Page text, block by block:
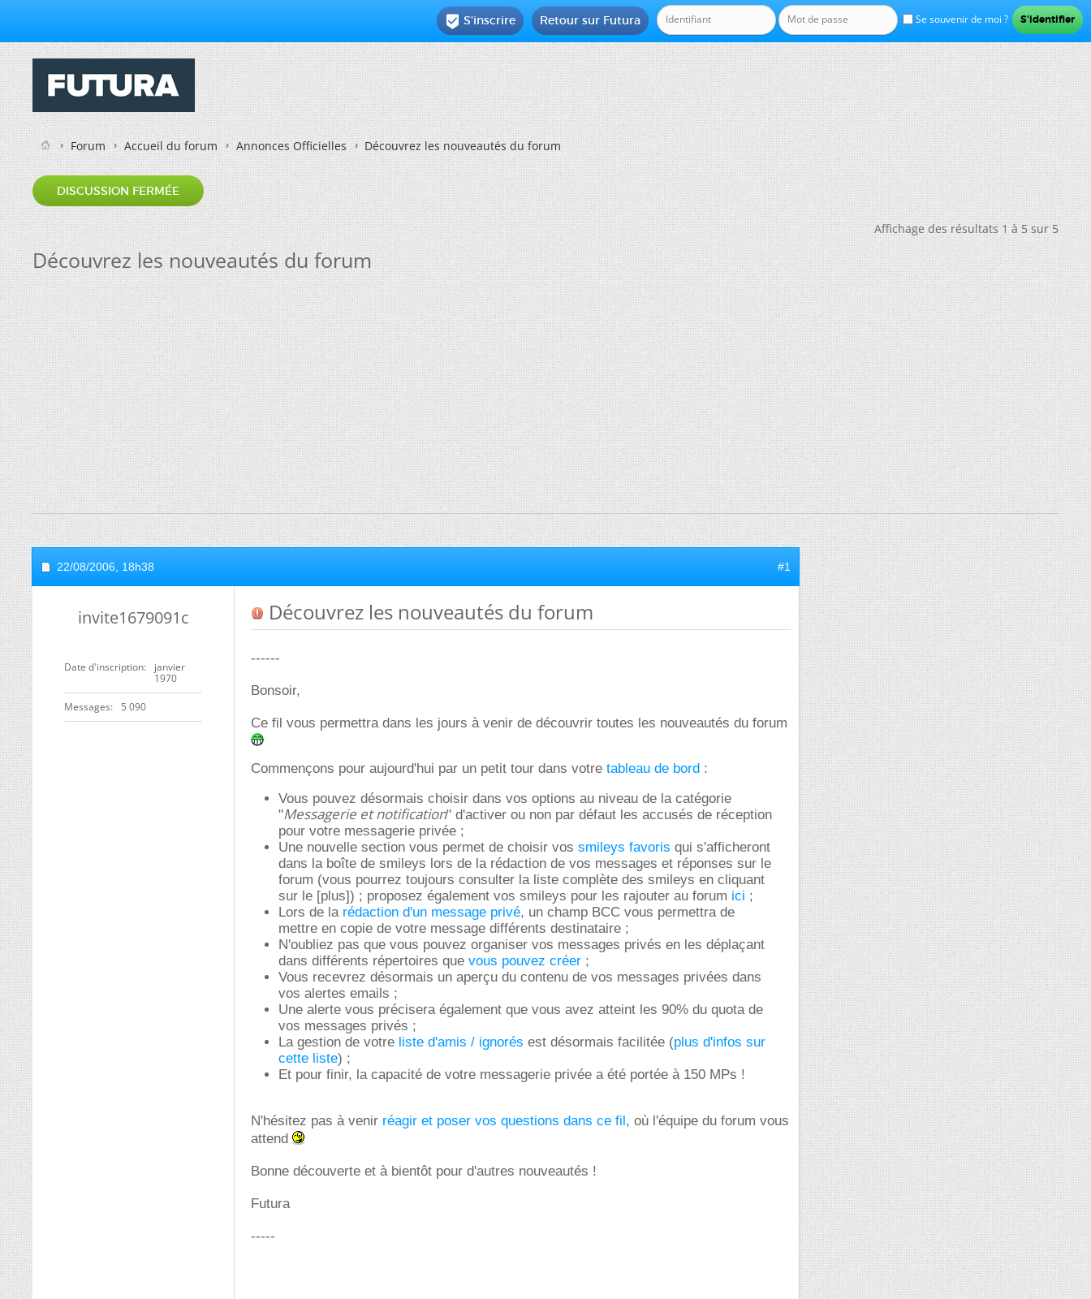
Se souvenir de moi ?
Retour sur Futura
 S'inscrire
Forum Accueil du forum Annonces Officielles Découvrez les nouveautés du forum
DISCUSSION FERMÉE
Affichage des résultats 1 à 5 sur 5
Découvrez les nouveautés du forum
22/08/2006, 18h38 #1
invite1679091c
Date d'inscription
janvier
1970
Messages 5 090
Découvrez les nouveautés du forum
------
Bonsoir,
Ce fil vous permettra dans les jours à venir de découvrir toutes les nouveautés du forum
Commençons pour aujourd'hui par un petit tour dans votre tableau de bord :
Vous pouvez désormais choisir dans vos options au niveau de la catégorie
"Messagerie et notification" d'activer ou non par défaut les accusés de réception
pour votre messagerie privée ;
Une nouvelle section vous permet de choisir vos smileys favoris qui s'afficheront
dans la boîte de smileys lors de la rédaction de vos messages et réponses sur le
forum (vous pourrez toujours consulter la liste complète des smileys en cliquant
sur le [plus]) ; proposez également vos smileys pour les rajouter au forum ici ;
Lors de la rédaction d'un message privé, un champ BCC vous permettra de
mettre en copie de votre message différents destinataire ;
N'oubliez pas que vous pouvez organiser vos messages privés en les déplaçant
dans différents répertoires que vous pouvez créer ;
Vous recevrez désormais un aperçu du contenu de vos messages privées dans
vos alertes emails ;
Une alerte vous précisera également que vous avez atteint les 90% du quota de
vos messages privés ;
La gestion de votre liste d'amis / ignorés est désormais facilitée (plus d'infos sur
cette liste) ;
Et pour finir, la capacité de votre messagerie privée a été portée à 150 MPs !
N'hésitez pas à venir réagir et poser vos questions dans ce fil, où l'équipe du forum vous
attend
Bonne découverte et à bientôt pour d'autres nouveautés !
Futura
-----